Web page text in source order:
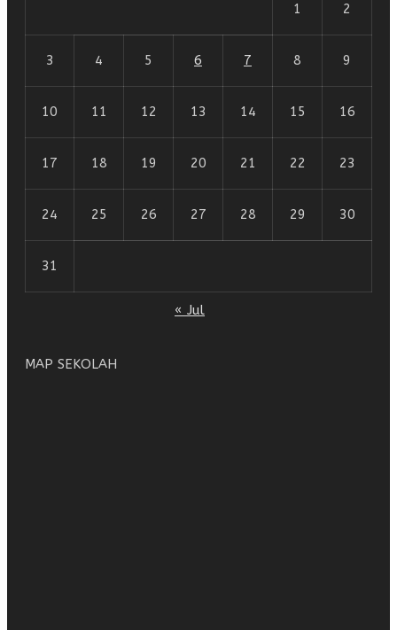
1 2
3 4 5 6 7 8 9
10 11 12 13 14 15 16
17 18 19 20 21 22 23
24 25 26 27 28 29 30
31
« Jul
MAP SEKOLAH